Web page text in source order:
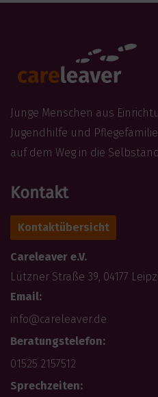
Junge Menschen aus
Jugendhilfe und
auf dem Weg in die
Kontakt
Kontaktübersicht
Careleaver e.V.
Lützner Straße 39, 04177
Email:
info@careleaver.de
Beratungstelefon:
01525 2157512
Sprechzeiten: